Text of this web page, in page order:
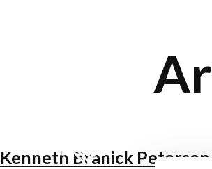
Kenneth Branick Petersen